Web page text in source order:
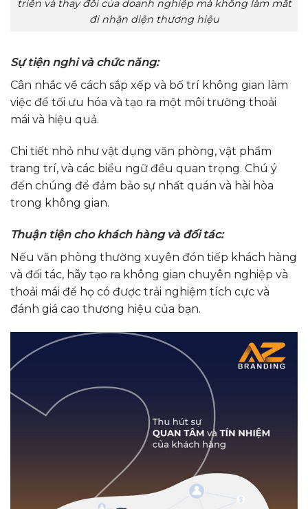
triển và thay đổi của doanh nghiệp mà không làm mất
đi nhận diện thương hiệu
Sự tiện nghi và chức năng:
Cân nhắc về cách sắp xếp và bố trí không gian làm
việc để tối ưu hóa và tạo ra một môi trường thoải
mái và hiệu quả.
Chi tiết nhỏ như vật dụng văn phòng, vật phẩm
trang trí, và các biểu ngữ đều quan trọng. Chú ý
đến chúng để đảm bảo sự nhất quán và hài hòa
trong không gian.
Thuận tiện cho khách hàng và đối tác:
Nếu văn phòng thường xuyên đón tiếp khách hàng
và đối tác, hãy tạo ra không gian chuyên nghiệp và
thoải mái để họ có được trải nghiệm tích cực và
đánh giá cao thương hiệu của bạn.